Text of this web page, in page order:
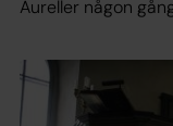
Aureller någon